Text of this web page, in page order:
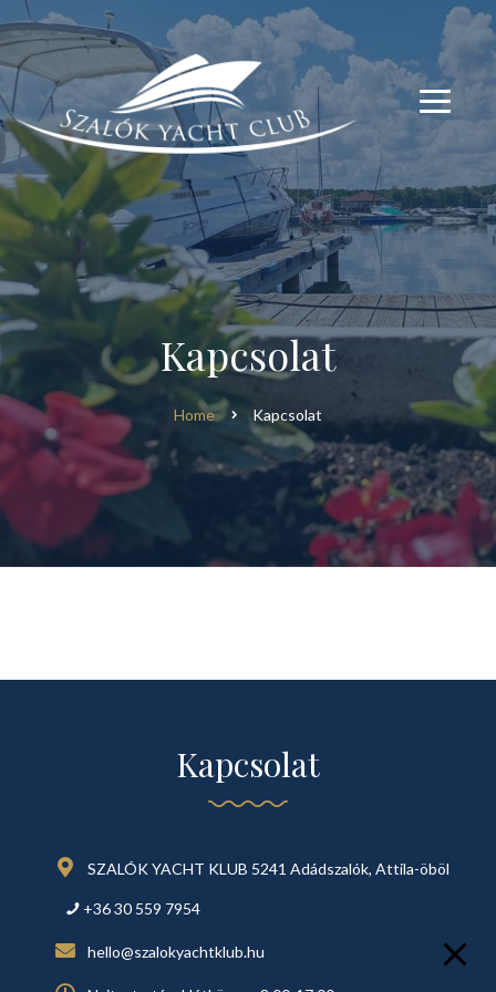
Kapcsolat
Home Kapcsolat
Kapcsolat
SZALÓK YACHT KLUB 5241 Adádszalók, Attila-öböl
+36 30 559 7954
hello@szalokyachtklub.hu
modal-check
modal-check